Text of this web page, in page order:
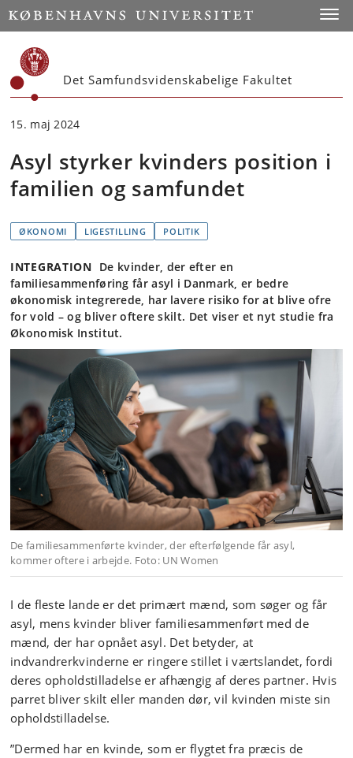
Start
Det Samfundsvidenskabelige Fakultet
15. maj 2024
Asyl styrker kvinders position i
familien og samfundet
ØKONOMI LIGESTILLING POLITIK
INTEGRATION De kvinder, der efter en
familiesammenføring får asyl i Danmark, er bedre
økonomisk integrerede, har lavere risiko for at blive ofre
for vold – og bliver oftere skilt. Det viser et nyt studie fra
Økonomisk Institut.
De familiesammenførte kvinder, der efterfølgende får asyl,
kommer oftere i arbejde. Foto: UN Women
I de fleste lande er det primært mænd, som søger og får
asyl, mens kvinder bliver familiesammenført med de
mænd, der har opnået asyl. Det betyder, at
indvandrerkvinderne er ringere stillet i værtslandet, fordi
deres opholdstilladelse er afhængig af deres partner. Hvis
parret bliver skilt eller manden dør, vil kvinden miste sin
opholdstilladelse.
”Dermed har en kvinde, som er flygtet fra præcis de